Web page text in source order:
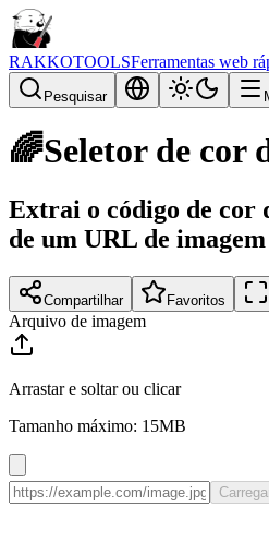
RAKKOTOOLSFerramentas web
Pesquisar
🌈Seletor de cor
Extrai o código de cor
de um URL de imagem
Compartilhar Favoritos
Arquivo de imagem
Arrastar e soltar ou clicar
Tamanho máximo: 15MB